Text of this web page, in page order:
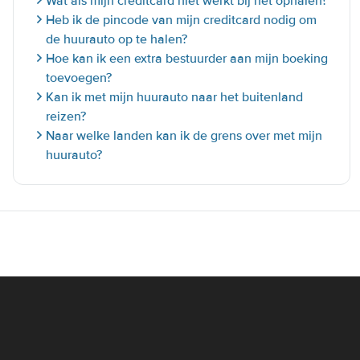
Heb ik de pincode van mijn creditcard nodig om
de huurauto op te halen?
Hoe kan ik een extra bestuurder aan mijn boeking
toevoegen?
Kan ik met mijn huurauto naar het buitenland
reizen?
Naar welke landen kan ik de grens over met mijn
huurauto?